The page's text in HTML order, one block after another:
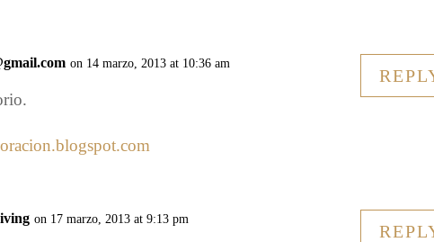
on 14 marzo, 2013 at 10:36 am
on 17 marzo, 2013 at 9:13 pm